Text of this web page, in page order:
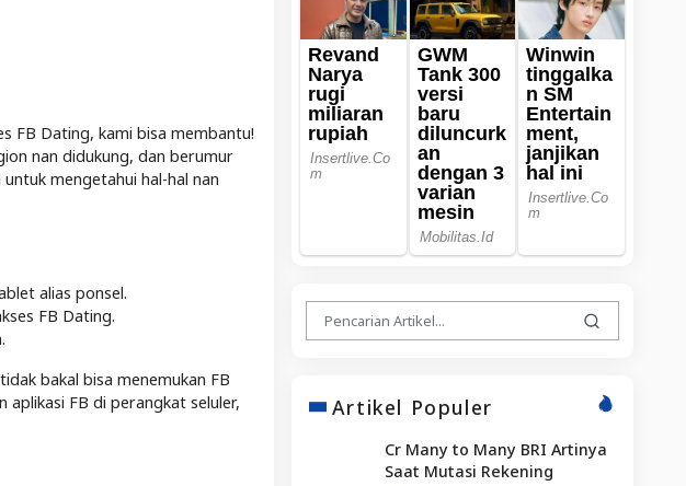
FB Dating, kami bisa membantu!
nan didukung, dan berumur
mengetahui hal-hal nan
alias ponsel.
FB Dating.
bakal bisa menemukan FB
FB di perangkat seluler,
Artikel Populer
Cr Many to Many BRI Artinya
Saat Mutasi Rekening